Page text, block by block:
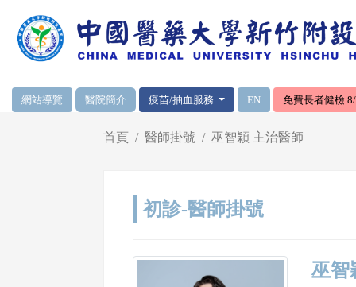
網頁頂端重要消息及連結
網站導覽 醫院簡介 疫苗/抽血服務 EN 免費長者健檢
首頁 醫師掛號 巫智穎 主治醫師
初診-醫師掛號
巫智